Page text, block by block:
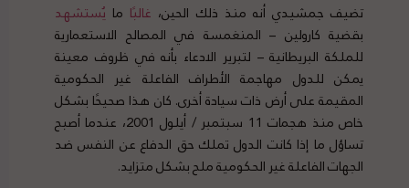
تضيف جمشيدي أنه منذ ذلك الحين، غالبا ما يستشهد
بقضية كارولين – المنغمسة في المصالح الاستعمارية
للملكة البريطانية – لتبرير الادعاء بأنه في ظروف معينة
يمكن للدول مهاجمة الأطراف الفاعلة غير الحكومية
المقيمة على أرض ذات سيادة أخرى. كان هذا صحيحًا بشكل
خاص منذ هجمات 11 سبتمبر / أيلول 2001، عندما أصبح
تساؤل ما إذا كانت الدول تملك حق الدفاع عن النفس ضد
الجهات الفاعلة غير الحكومية ملح بشكل متزايد.